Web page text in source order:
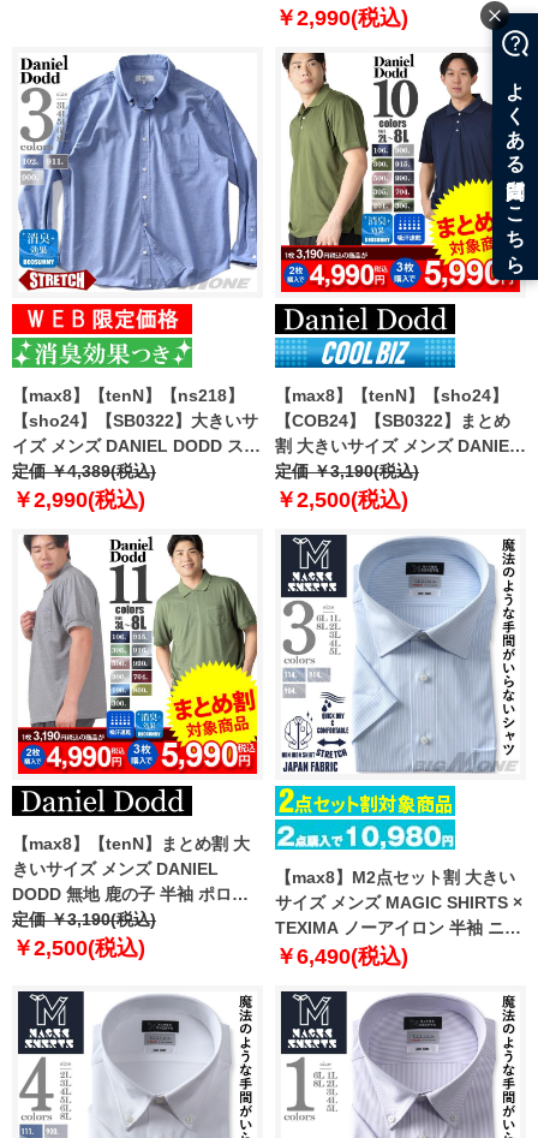
ン シャツ azsh-240108
￥2,990(税込)
【max8】【tenN】【ns218】
【sho24】【SB0322】大きいサ
イズ メンズ DANIEL DODD スト
レッチ オックスフォード ボタン
ダウン シャツ azsh-240107
定価 ￥4,389(税込)
￥2,990(税込)
【max8】【tenN】【sho24】
【COB24】【SB0322】まとめ
割 大きいサイズ メンズ DANIEL
DODD 吸汗速乾 半袖 無地 スポ
ーツ ポロシャツ azpr-009008h
定価 ￥3,190(税込)
￥2,500(税込)
【max8】【tenN】まとめ割 大
きいサイズ メンズ DANIEL
DODD 無地 鹿の子 半袖 ポロシ
ャツ 吸汗速乾 azpr-009020s
【t2501】
定価 ￥3,190(税込)
￥2,500(税込)
【max8】M2点セット割 大きい
サイズ メンズ MAGIC SHIRTS ×
TEXIMA ノーアイロン 半袖 ニッ
ト ワイシャツ セミワイド 吸水速
ms-240208sw
￥6,490(税込)